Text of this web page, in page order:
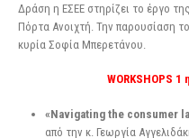
Δράση η ΕΣΕΕ στηρίζει το έργο
Πόρτα Ανοιχτή. Την παρουσίαση
κυρία Σοφία Μπερετάνου.
WORKSHOPS
«Νavigating the consumer
από την κ. Γεωργία